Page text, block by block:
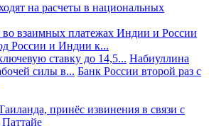
на расчеты в национальных
взаимных платежах Индии и России
России и Индии к...
ставку до 14,5... Набиуллина
силы в... Банк России второй раз с